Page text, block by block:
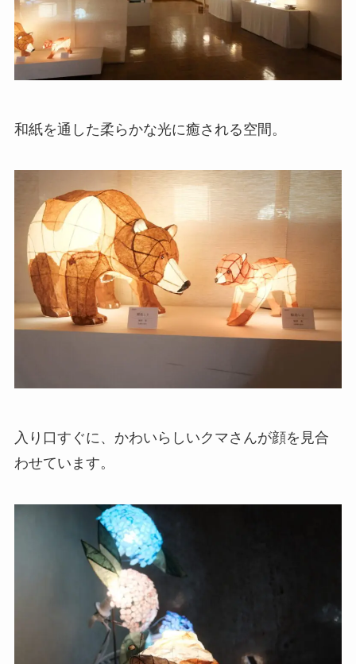
和紙を通した柔らかな光に癒される空間。
入り口すぐに、かわいらしいクマさんが顔を見合
わせています。